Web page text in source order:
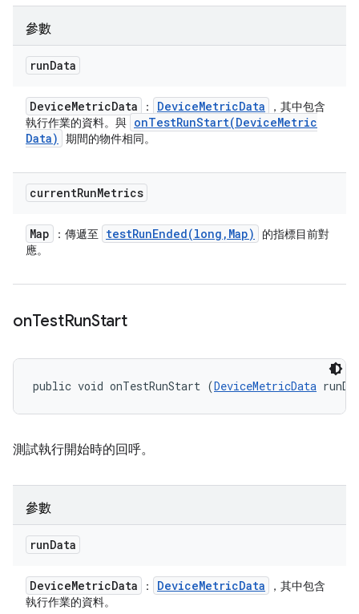
參數
runData
DeviceMetricData ： DeviceMetricData
，其中包含
執行作業的資料。與 onTestRunStart(DeviceMetric
Data)
期間的物件相同。
currentRunMetrics
Map ：傳遞至 testRunEnded(long , Map)
的指標目前對
應。
onTestRunStart
public void onTestRunStart (DeviceMetricData
測試執行開始時的回呼。
參數
runData
DeviceMetricData ： DeviceMetricData
，其中包含
執行作業的資料。